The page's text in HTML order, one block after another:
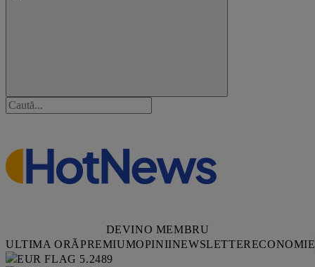
DEVINO MEMBRU
ULTIMA ORĂPREMIUMOPINIINEWSLETTERECONOMIE
5.2489